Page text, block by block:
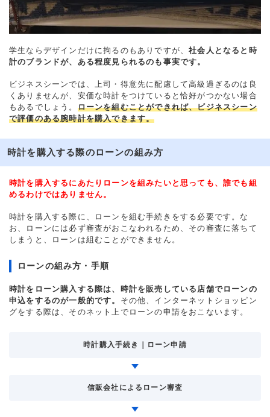
学生ならデザインだけに拘るのもありですが、社会人となると時
計のブランドが、ある程度見られるのも事実です。
ビジネスシーンでは、上司・得意先に配慮して高級過ぎるのは良
くありませんが、安価な時計をつけていると恰好がつかない場合
もあるでしょう。 ローンを組むことができれば、ビジネスシーン
で評価のある腕時計を購入できます。
時計を購入する際のローンの組み方
時計を購入するにあたりローンを組みたいと思っても、誰でも組
めるわけではありません。
時計を購入する際に、ローンを組む手続きをする必要です。な
お、ローンには必ず審査がおこなわれるため、その審査に落ちて
しまうと、ローンは組むことができません。
ローンの組み方・手順
時計をローン購入する際は、時計を販売している店舗でローンの
申込をするのが一般的です。 その他、インターネットショッピン
グをする際は、そのネット上でローンの申請をおこないます。
時計購入手続き｜ローン申請
信販会社によるローン審査